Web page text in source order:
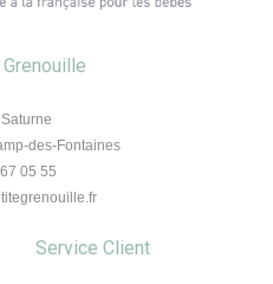
des-Fontaines
05 55
Service Client